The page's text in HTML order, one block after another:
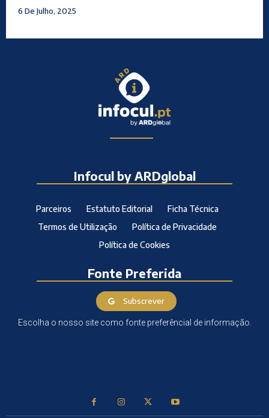
6 De Julho, 2025
Infocul by ARDglobal
Parceiros Estatuto Editorial
Ficha Técnica
Termos de Utilização
Política de Privacidade
Política de Cookies
Fonte Preferida
Subscrever
Escolha o nosso site como fonte preferêncial de informação.